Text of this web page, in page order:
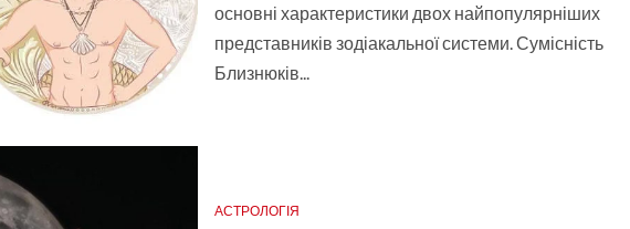
основні характеристики двох найпопулярніших
представників зодіакальної системи. Сумісність
Близнюків...
АСТРОЛОГІЯ